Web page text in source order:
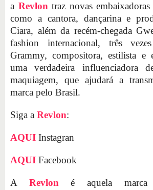
a Revlontraz novas
como a cantora, dançarina e
Ciara, além da recém-chegada
fashion internacional, três
Grammy, compositora, estilista e
uma verdadeira influenciadora
maquiagem, que ajudará a
marca pelo Brasil.
Siga a Revlon:
AQUI Instagran
AQUI Facebook
A Revloné aquela marca